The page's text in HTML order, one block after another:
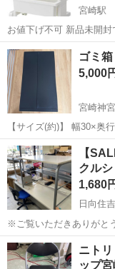
宮崎駅
お値下げ不可 新品未開封です。 3500円で購入しましたら実際使わな
かったので出品します。
はコメントくださればご対応させ
せてます。 キャスター...
宮崎 宮崎市 宮崎
ゴミ
5,000
宮崎神
【サイズ(約)】 幅30×奥行
応ポリ袋サイズ(約)】 幅65×高さ75cm以
ダル·ペダルロット·キャ
宮崎 宮崎市 宮
【
クル
1,680
日向住
※ご覧いただきありがとうございます。 ※
得の上でご購入お願い致します。 ※こちらは住吉店
名：SOHOデスク・Tシリーズ 状態： 中古
W1000×D700×H7...
宮崎 宮崎市 日向
ニト
ップ